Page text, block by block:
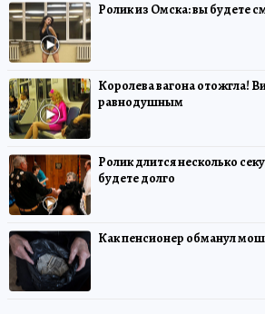
Ролик из Омска: вы будете
Королева вагона отожгла!
равнодушным
Ролик длится несколько
будете долго
Как пенсионер обманул